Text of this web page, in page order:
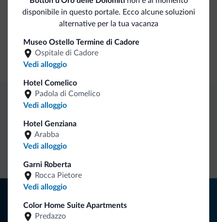
Banco escursioni guidate
Accoglienza e reception
Deposito bagagli
disponibile in questo portale. Ecco alcune soluzioni
alternative per la tua vacanza
Museo Ostello Termine di Cadore
Ospitale di Cadore
Vedi alloggio
Hotel Comelico
Padola di Comelico
Vedi alloggio
Hotel Genziana
Arabba
Vedi alloggio
Garni Roberta
Rocca Pietore
Vedi alloggio
Color Home Suite Apartments
Predazzo
Vantaggi esclusivi Dolomiti.it
Contatto
Consigli dalle Dolomiti
Riceverai informazioni, offerte esclusive e news per la tua